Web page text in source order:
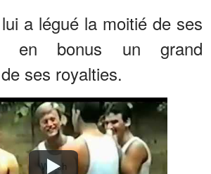
a légué la moitié de ses
en bonus un grand
ses royalties.
Watch